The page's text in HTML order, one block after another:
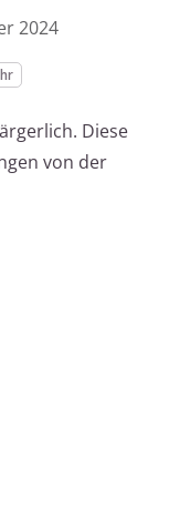
2024
Diese
von der